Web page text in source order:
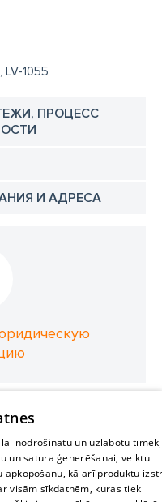
LV-1055
ПРОЦЕСС
И АДРЕСА
nodrošinātu un uzlabotu
un satura ģenerēšanai, veiktu
kā arī produktu
visām sīkdatnēm, kuras tiek